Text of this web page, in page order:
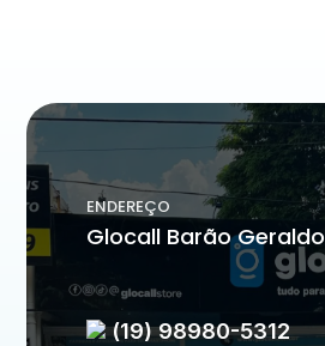
ENDEREÇO
Glocall Barão Geraldo
(19) 98980-5312